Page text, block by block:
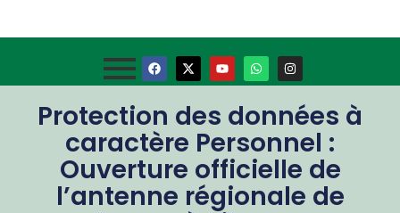
Protection des données à
caractère Personnel :
Ouverture officielle de
l’antenne régionale de